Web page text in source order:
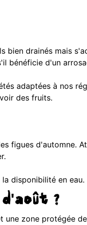
drainés mais
bénéficie d'un
adaptées à nos
des fruits.
figues d'automne.
disponibilité en eau.
?
une zone protégée